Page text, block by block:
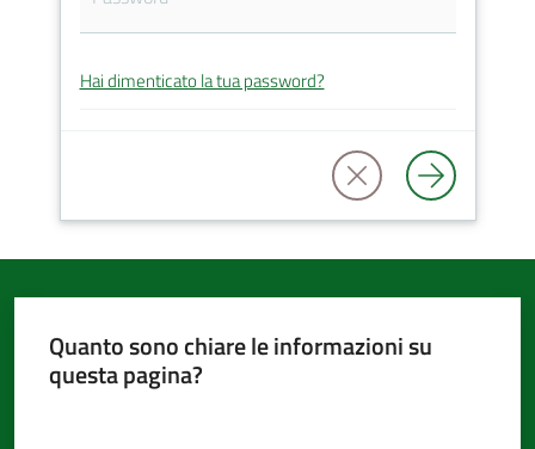
Amministrazione
argomenti...
Seguici
Hai dimenticato la tua password?
Quanto sono chiare le informazioni su
questa pagina?